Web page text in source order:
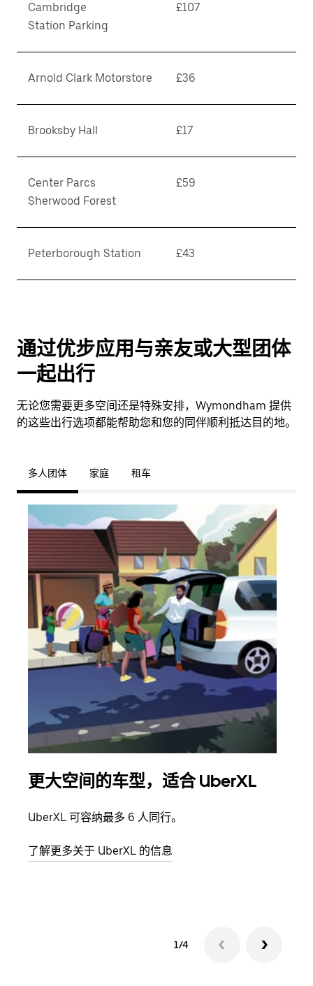
Cambridge
Station Parking
£107
Arnold Clark Motorstore £36
Brooksby Hall £17
Center Parcs
Sherwood Forest
£59
Peterborough Station £43
通过优步应用与亲友或大型团体
一起出行
无论您需要更多空间还是特殊安排，Wymondham 提供
的这些出行选项都能帮助您和您的同伴顺利抵达目的地。
多人团体 家庭 租车
更大空间的车型，适合 UberXL
UberXL 可容纳最多 6 人同行。
了解更多关于 UberXL 的信息
1/4